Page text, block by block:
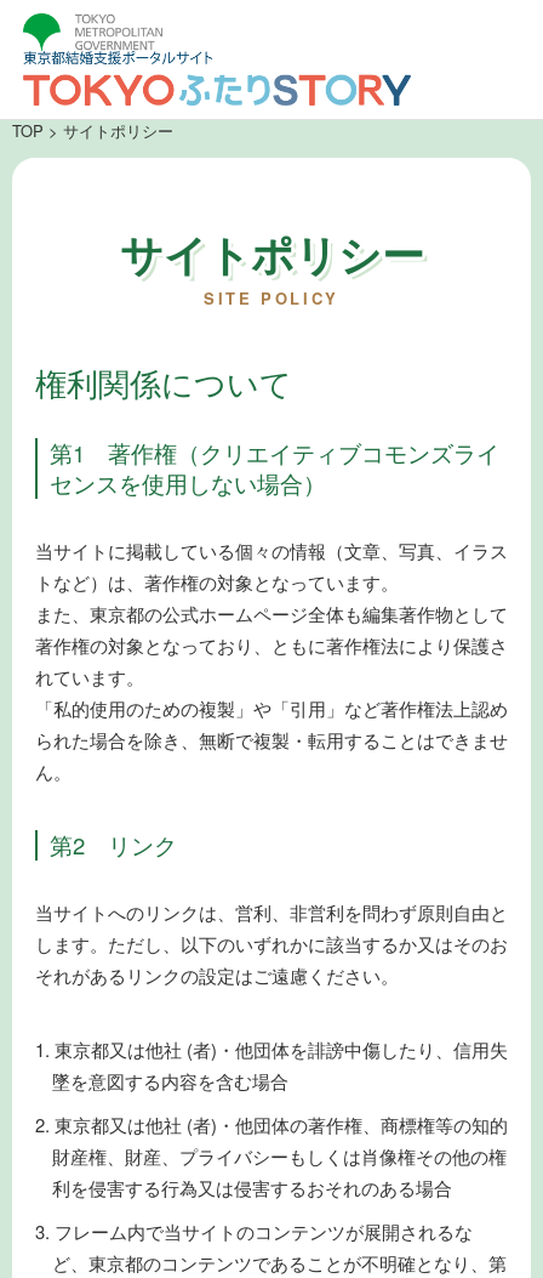
TOP > サイトポリシー
サイトポリシー
SITE POLICY
権利関係について
第1 著作権（クリエイティブコモンズライ
センスを使用しない場合）
当サイトに掲載している個々の情報（文章、写真、イラス
トなど）は、著作権の対象となっています。
また、東京都の公式ホームページ全体も編集著作物として
著作権の対象となっており、ともに著作権法により保護さ
れています。
「私的使用のための複製」や「引用」など著作権法上認め
られた場合を除き、無断で複製・転用することはできませ
ん。
第2 リンク
当サイトへのリンクは、営利、非営利を問わず原則自由と
します。ただし、以下のいずれかに該当するか又はそのお
それがあるリンクの設定はご遠慮ください。
東京都又は他社 (者)・他団体を誹謗中傷したり、信用失
墜を意図する内容を含む場合
東京都又は他社 (者)・他団体の著作権、商標権等の知的
財産権、財産、プライバシーもしくは肖像権その他の権
利を侵害する行為又は侵害するおそれのある場合
フレーム内で当サイトのコンテンツが展開されるな
ど、東京都のコンテンツであることが不明確となり、第